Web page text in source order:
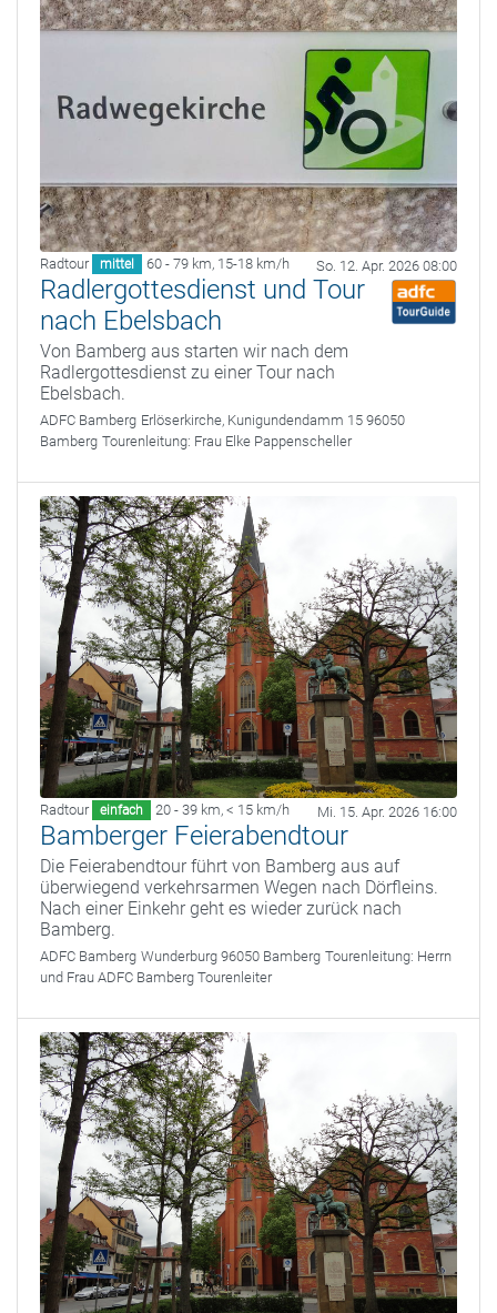
Radtour mittel 60 - 79 km, 15-18 km/h So. 12. Apr. 2026 08:00
Radlergottesdienst und Tour
nach Ebelsbach
Von Bamberg aus starten wir nach dem
Radlergottesdienst zu einer Tour nach
Ebelsbach.
ADFC Bamberg Erlöserkirche, Kunigundendamm 15 96050
Bamberg Tourenleitung: Frau Elke Pappenscheller
Radtour einfach 20 - 39 km, < 15 km/h Mi. 15. Apr. 2026 16:00
Bamberger Feierabendtour
Die Feierabendtour führt von Bamberg aus auf
überwiegend verkehrsarmen Wegen nach Dörfleins.
Nach einer Einkehr geht es wieder zurück nach
Bamberg.
ADFC Bamberg Wunderburg 96050 Bamberg Tourenleitung: Herrn
und Frau ADFC Bamberg Tourenleiter